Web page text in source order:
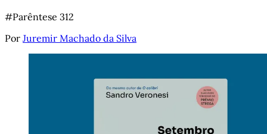
#Parêntese 312
Por Juremir Machado da Silva